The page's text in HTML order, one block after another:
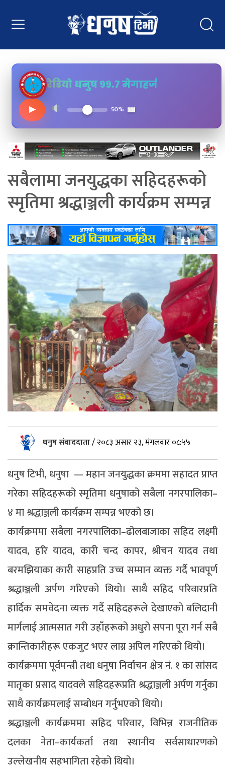
रेडियो धनुष ९९.७ मेगाहर्ज
▶
50%
सबैलामा जनयुद्धका सहिदहरूको
स्मृतिमा श्रद्धाञ्जली कार्यक्रम सम्पन्न
धनुष संवाददाता/२०८३ असार २३, मंगलवार ०८:५५
धनुष टिभी, धनुषा — महान जनयुद्धका क्रममा सहादत प्राप्त
गरेका सहिदहरूको स्मृतिमा धनुषाको सबैला नगरपालिका–
४ मा श्रद्धाञ्जली कार्यक्रम सम्पन्न भएको छ।
कार्यक्रममा सबैला नगरपालिका–ढोलबाजाका सहिद लक्ष्मी
यादव, हरि यादव, कारी चन्द कापर, श्रीचन यादव तथा
बरमझियाका कारी साहप्रति उच्च सम्मान व्यक्त गर्दै भावपूर्ण
श्रद्धाञ्जली अर्पण गरिएको थियो। साथै सहिद परिवारप्रति
हार्दिक समवेदना व्यक्त गर्दै सहिदहरूले देखाएको बलिदानी
मार्गलाई आत्मसात गरी उहाँहरूको अधुरो सपना पूरा गर्न सबै
क्रान्तिकारीहरू एकजुट भएर लाग्न अपिल गरिएको थियो।
कार्यक्रममा पूर्वमन्त्री तथा धनुषा निर्वाचन क्षेत्र नं. १ का सांसद
मातृका प्रसाद यादवले सहिदहरूप्रति श्रद्धाञ्जली अर्पण गर्नुका
साथै कार्यक्रमलाई सम्बोधन गर्नुभएको थियो।
श्रद्धाञ्जली कार्यक्रममा सहिद परिवार, विभिन्न राजनीतिक
दलका नेता–कार्यकर्ता तथा स्थानीय सर्वसाधारणको
उल्लेखनीय सहभागिता रहेको थियो।